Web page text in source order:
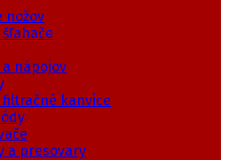
nožov
nápojov
filtračné kanvice
a presovary